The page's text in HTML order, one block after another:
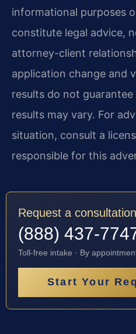
informational purposes
constitute legal advice,
attorney-client
application change and
results do not
results may vary. For
situation, consult a
responsible for this
Request a consultation
(888) 437-
Toll-free intake · By
Start Your